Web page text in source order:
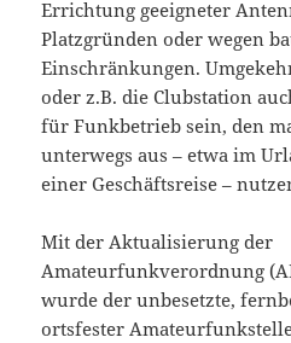
Errichtung geeigneter
Platzgründen oder wegen
Einschränkungen.
oder z.B. die Clubstation
für Funkbetrieb sein, den
unterwegs aus – etwa im
einer Geschäftsreise –
Mit der Aktualisierung der
Amateurfunkverordnung
wurde der unbesetzte,
ortsfester